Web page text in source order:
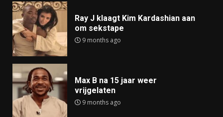
Ray J klaagt Kim Kardashian aan
om sekstape
9 months ago
Max B na 15 jaar weer
vrijgelaten
9 months ago